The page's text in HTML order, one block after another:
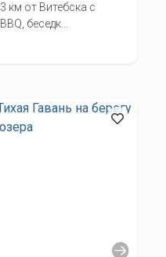
км от Витебска с
беседк...